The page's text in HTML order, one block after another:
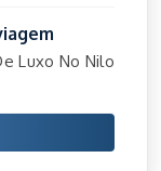
Luxo No Nilo